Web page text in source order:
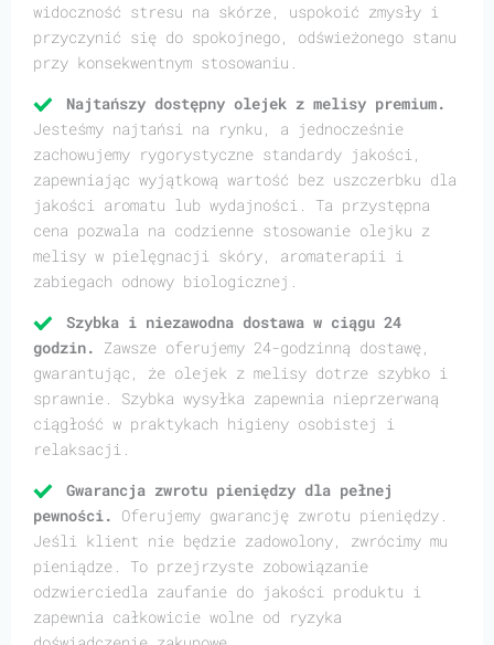
widoczność stresu na skórze, uspokoić zmysły i
przyczynić się do spokojnego, odświeżonego stanu
przy konsekwentnym stosowaniu.
Najtańszy dostępny olejek z melisy premium.
Jesteśmy najtańsi na rynku, a jednocześnie
zachowujemy rygorystyczne standardy jakości,
zapewniając wyjątkową wartość bez uszczerbku dla
jakości aromatu lub wydajności. Ta przystępna
cena pozwala na codzienne stosowanie olejku z
melisy w pielęgnacji skóry, aromaterapii i
zabiegach odnowy biologicznej.
Szybka i niezawodna dostawa w ciągu 24
godzin. Zawsze oferujemy 24-godzinną dostawę,
gwarantując, że olejek z melisy dotrze szybko i
sprawnie. Szybka wysyłka zapewnia nieprzerwaną
ciągłość w praktykach higieny osobistej i
relaksacji.
Gwarancja zwrotu pieniędzy dla pełnej
pewności. Oferujemy gwarancję zwrotu pieniędzy.
Jeśli klient nie będzie zadowolony, zwrócimy mu
pieniądze. To przejrzyste zobowiązanie
odzwierciedla zaufanie do jakości produktu i
zapewnia całkowicie wolne od ryzyka